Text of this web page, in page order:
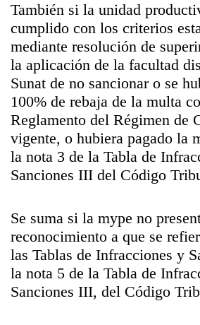
También si la unidad
cumplido con los criterios
mediante resolución de
la aplicación de la facultad
Sunat de no sancionar o se
100% de rebaja de la multa
Reglamento del Régimen de
vigente, o hubiera pagado la
la nota 3 de la Tabla de
Sanciones III del Código
Se suma si la mype no
reconocimiento a que se
las Tablas de Infracciones y
la nota 5 de la Tabla de
Sanciones III, del Código